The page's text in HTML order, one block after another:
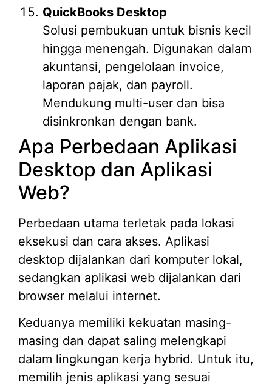
QuickBooks Desktop
Solusi pembukuan untuk bisnis kecil
hingga menengah. Digunakan dalam
akuntansi, pengelolaan invoice,
laporan pajak, dan payroll.
Mendukung multi-user dan bisa
disinkronkan dengan bank.
Apa Perbedaan Aplikasi
Desktop dan Aplikasi
Web?
Perbedaan utama terletak pada lokasi
eksekusi dan cara akses. Aplikasi
desktop dijalankan dari komputer lokal,
sedangkan aplikasi web dijalankan dari
browser melalui internet.
Keduanya memiliki kekuatan masing-
masing dan dapat saling melengkapi
dalam lingkungan kerja hybrid. Untuk itu,
memilih jenis aplikasi yang sesuai